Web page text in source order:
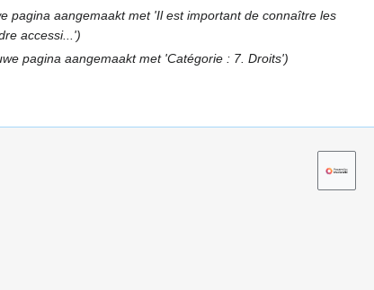
pagina aangemaakt met 'Il est important de connaître les
accessi...'
pagina aangemaakt met 'Catégorie : 7. Droits'